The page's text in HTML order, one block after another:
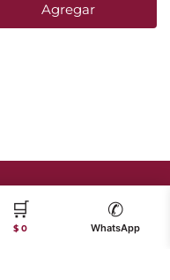
Agregar
🛒
$ 0
✆
WhatsApp